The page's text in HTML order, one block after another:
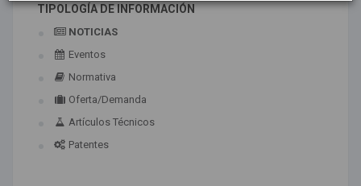
TIPOLOGÍA DE INFORMACIÓN
NOTICIAS
Eventos
Normativa
Oferta/Demanda
Artículos Técnicos
Patentes